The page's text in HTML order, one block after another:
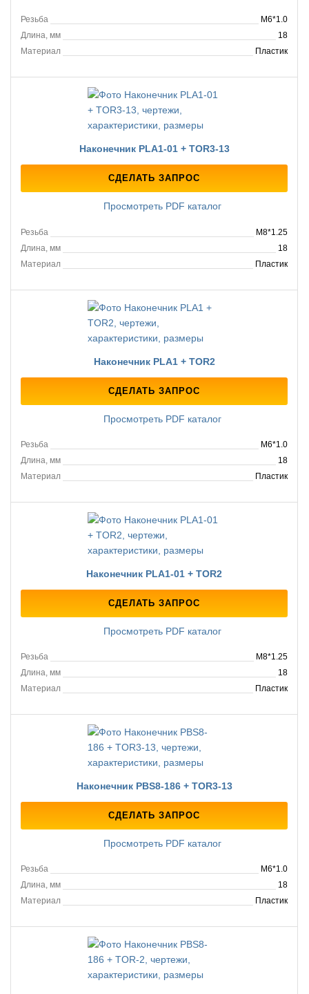
Резьба
M6*1.0
Длина, мм
18
Материал
Пластик
Наконечник PLA1-01 + TOR3-13
СДЕЛАТЬ ЗАПРОС
Просмотреть PDF каталог
Резьба
M8*1.25
Длина, мм
18
Материал
Пластик
Наконечник PLA1 + TOR2
СДЕЛАТЬ ЗАПРОС
Просмотреть PDF каталог
Резьба
M6*1.0
Длина, мм
18
Материал
Пластик
Наконечник PLA1-01 + TOR2
СДЕЛАТЬ ЗАПРОС
Просмотреть PDF каталог
Резьба
M8*1.25
Длина, мм
18
Материал
Пластик
Наконечник PBS8-186 + TOR3-13
СДЕЛАТЬ ЗАПРОС
Просмотреть PDF каталог
Резьба
M6*1.0
Длина, мм
18
Материал
Пластик